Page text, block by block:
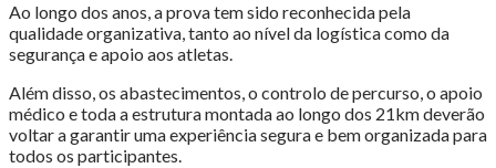
Ao longo dos anos, a prova tem sido reconhecida pela
qualidade organizativa, tanto ao nível da logística como da
segurança e apoio aos atletas.
Além disso, os abastecimentos, o controlo de percurso, o apoio
médico e toda a estrutura montada ao longo dos 21km deverão
voltar a garantir uma experiência segura e bem organizada para
todos os participantes.